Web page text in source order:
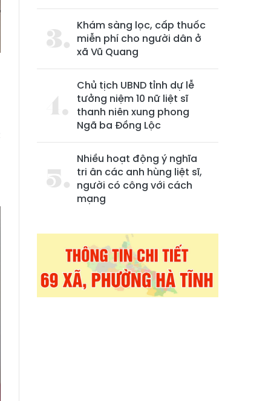
Khám sàng lọc, cấp thuốc
miễn phí cho người dân ở
xã Vũ Quang
Chủ tịch UBND tỉnh dự lễ
tưởng niệm 10 nữ liệt sĩ
thanh niên xung phong
Ngã ba Đồng Lộc
Nhiều hoạt động ý nghĩa
tri ân các anh hùng liệt sĩ,
người có công với cách
mạng